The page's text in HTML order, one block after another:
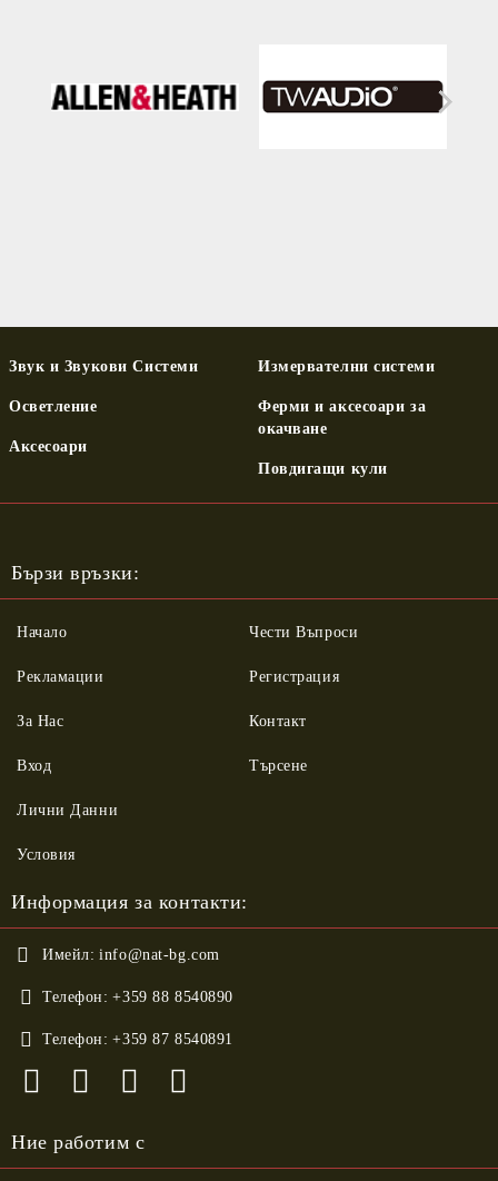
Звук и Звукови Системи
Осветление
Аксесоари
Измервателни системи
Ферми и аксесоари за
окачване
Повдигащи кули
Бързи връзки:
Начало
Рекламации
За Нас
Вход
Чести Въпроси
Регистрация
Контакт
Търсене
Лични Данни
Условия
Информация за контакти:
Имейл: info@nat-bg.com
Телефон: +359 88 8540890
Телефон: +359 87 8540891
Ние работим с